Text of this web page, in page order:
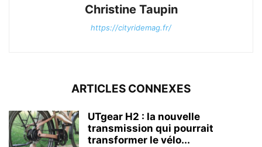
Christine Taupin
https://cityridemag.fr/
ARTICLES CONNEXES
UTgear H2 : la nouvelle
transmission qui pourrait
transformer le vélo...